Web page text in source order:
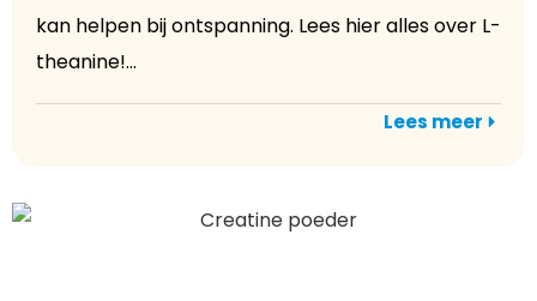
kan helpen bij ontspanning. Lees hier alles over L-
theanine!...
Lees meer